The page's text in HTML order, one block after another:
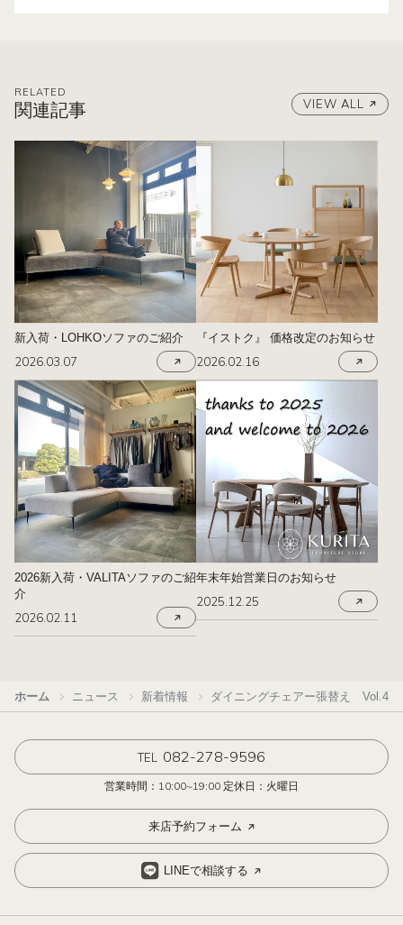
RELATED
関連記事 VIEW ALL
新入荷・LOHKOソファのご紹介
2026.03.07
『イストク』 価格改定のお知らせ
2026.02.16
2026新入荷・VALITAソファのご紹
介
2026.02.11
年末年始営業日のお知らせ
2025.12.25
ホーム ニュース 新着情報 ダイニングチェアー張替え Vol.4
TEL 082-278-9596
営業時間：10:00~19:00 定休日：火曜日
来店予約フォーム
LINEで相談する